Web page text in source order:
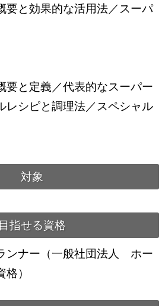
要と効果的な活用法／スーパ
要と定義／代表的なスーパー
レシピと調理法／スペシャル
対象
目指せる資格
ンナー（一般社団法人 ホー
）